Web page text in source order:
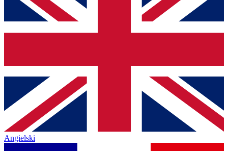
Angielski